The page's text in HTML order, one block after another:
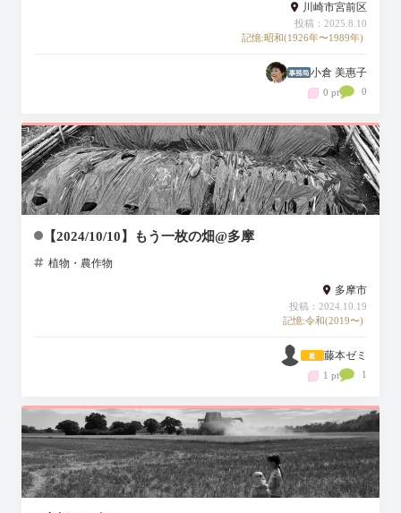
川崎市宮前区
投稿：2025.8.10
記憶:昭和(1926年〜1989年)
小倉 美惠子
0 pt 0
【2024/10/10】もう一枚の畑@多摩
植物・農作物
多摩市
投稿：2024.10.19
記憶:令和(2019〜)
藤本ゼミ
1 pt 1